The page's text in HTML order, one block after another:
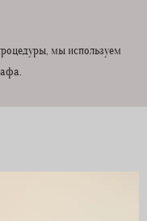
мы используем